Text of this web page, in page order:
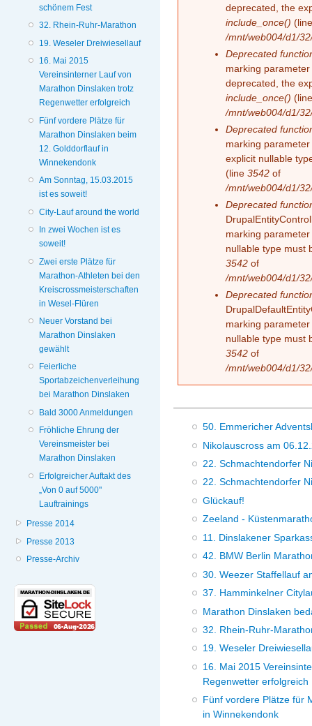
schönem Fest
32. Rhein-Ruhr-Marathon
19. Weseler Dreiwiesellauf
16. Mai 2015
Vereinsinterner Lauf von
Marathon Dinslaken trotz
Regenwetter erfolgreich
Fünf vordere Plätze für
Marathon Dinslaken beim
12. Golddorflauf in
Winnekendonk
Am Sonntag, 15.03.2015
ist es soweit!
City-Lauf around the world
In zwei Wochen ist es
soweit!
Zwei erste Plätze für
Marathon-Athleten bei den
Kreiscrossmeisterschaften
in Wesel-Flüren
Neuer Vorstand bei
Marathon Dinslaken
gewählt
Feierliche
Sportabzeichenverleihung
bei Marathon Dinslaken
Bald 3000 Anmeldungen
Fröhliche Ehrung der
Vereinsmeister bei
Marathon Dinslaken
Erfolgreicher Auftakt des
„Von 0 auf 5000"
Lauftrainings
Presse 2014
Presse 2013
Presse-Archiv
deprecated, the
include_once()
/mnt/web004/d1/
Deprecated
marking
deprecated, the
include_once()
/mnt/web004/d1/
Deprecated
marking
explicit nullable
(line3542 of
/mnt/web004/d1/
Deprecated
marking
nullable type must
3542 of
/mnt/web004/d1/
Deprecated
marking
nullable type must
3542 of
/mnt/web004/d1/
50. Emmericher
Nikolauscross am
22. Schmachtendorfer
22. Schmachtendorfer
Glückauf!
Zeeland -
11. Dinslakener
42. BMW Berlin
30. Weezer Staffellauf
37. Hamminkelner
Marathon Dinslaken
32. Rhein-Ruhr-
19. Weseler
16. Mai 2015
Regenwetter erfolgreich
Fünf vordere Plätze für
in Winnekendonk